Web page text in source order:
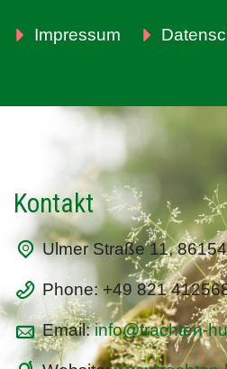
Impressum
Kontakt
Ulmer Straße 11,
Phone: +49 821
Email:info@trachten-